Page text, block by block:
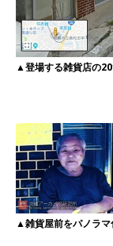
▲登場する雑貨店の
▲雑貨屋前をパノラマ